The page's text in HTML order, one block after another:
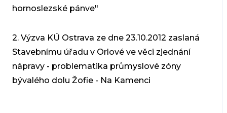
hornoslezské pánve"
2. Výzva KÚ Ostrava ze dne 23.10.2012 zaslaná
Stavebnímu úřadu v Orlové ve věci zjednání
nápravy - problematika průmyslové zóny
bývalého dolu Žofie - Na Kamenci